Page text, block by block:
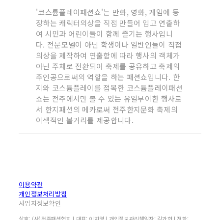
'코스튬플레이패션쇼'는 만화, 영화, 게임에 등
장하는 캐릭터의상을 직접 만들어 입고 연출하
여 시민과 어린이들이 함께 즐기는 행사입니
다. 전문모델이 아닌 학생이나 일반인들이 직접
의상을 제작하여 연출함에 따라 행사의 객체가
아닌 주체로 전환되어 축제를 공유하고 축제의
주인공으로써의 역할을 하는 패션쇼입니다. 한
지와 코스튬플레이를 접목한 코스튬플레이패션
쇼는 전주에서만 볼 수 있는 유일무이한 행사로
서 한지패션의 메카로써 전주한지문화 축제의
이색적인 볼거리를 제공합니다.
이용약관
개인정보처리방침
사업자정보확인